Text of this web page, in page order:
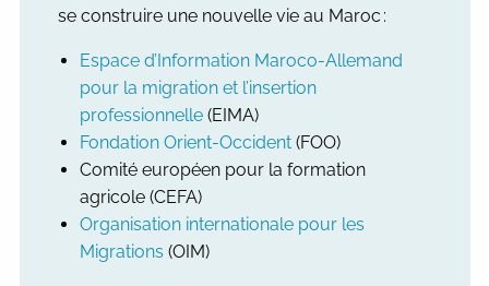
se construire une nouvelle vie au Maroc :
Espace d’Information Maroco-Allemand
pour la migration et l’insertion
professionnelle(EIMA)
Fondation Orient-Occident(FOO)
Comité européen pour la formation
agricole (CEFA)
Organisation internationale pour les
Migrations (OIM)